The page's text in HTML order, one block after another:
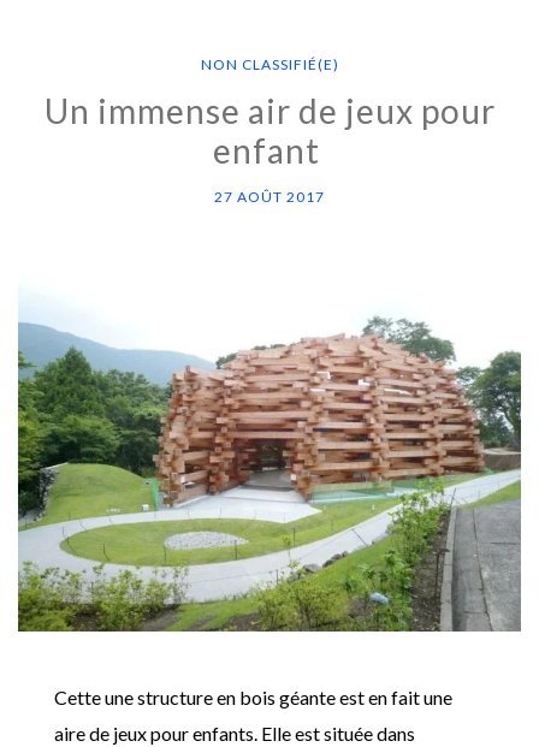
NON CLASSIFIÉ(E)
Un immense air de jeux pour
enfant
27 AOÛT 2017
Cette une structure en bois géante est en fait une
aire de jeux pour enfants. Elle est située dans